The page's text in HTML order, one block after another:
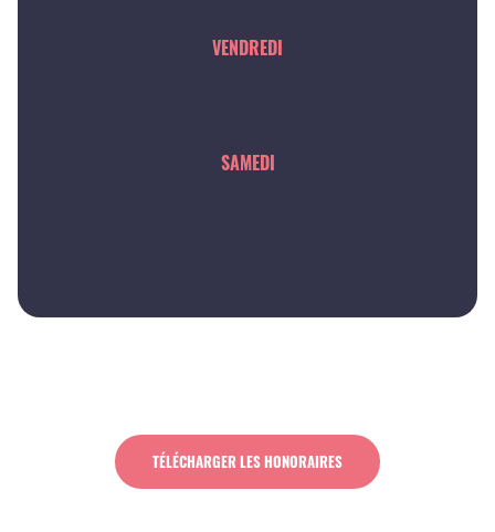
VENDREDI
SAMEDI
TÉLÉCHARGER LES HONORAIRES